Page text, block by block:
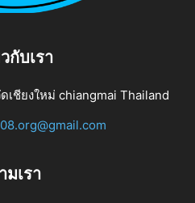
กับเรา
เชียงใหม่ chiangmai Thailand
มเรา